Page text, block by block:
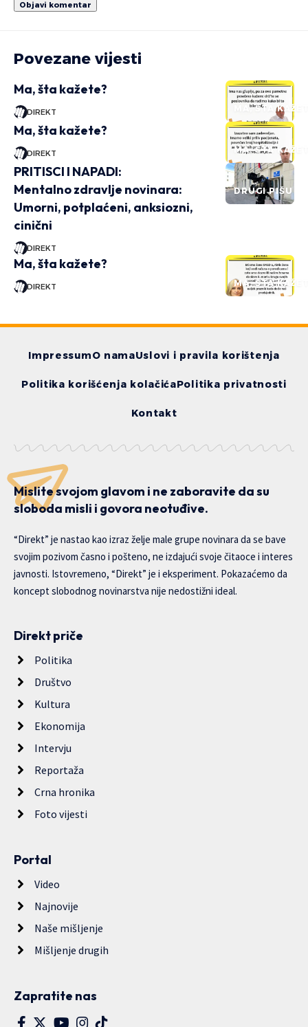
Povezane vijesti
MA, ŠTA
Ma, šta kažete?
DIREKT
MA, ŠTA
Ma, šta kažete?
DIREKT
DRUGI PIŠU
PRITISCI I NAPADI:
Mentalno zdravlje novinara:
Umorni, potplaćeni, anksiozni,
cinični
DIREKT
MA, ŠTA
Ma, šta kažete?
DIREKT
ImpressumO namaUslovi i pravila korištenja
Politika korišćenja kolačićaPolitika privatnosti
Kontakt
Mislite svojom glavom i ne zaboravite da su
sloboda misli i govora neotuđive.
“Direkt” je nastao kao izraz želje male grupe novinara da se bave
svojim pozivom časno i pošteno, ne izdajući svoje čitaoce i interes
javnosti. Istovremeno, “Direkt” je i eksperiment. Pokazaćemo da
koncept slobodnog novinarstva nije nedostižni ideal.
Direkt priče
Politika
Društvo
Kultura
Ekonomija
Intervju
Reportaža
Crna hronika
Foto vijesti
Portal
Video
Najnovije
Naše mišljenje
Mišljenje drugih
Zapratite nas